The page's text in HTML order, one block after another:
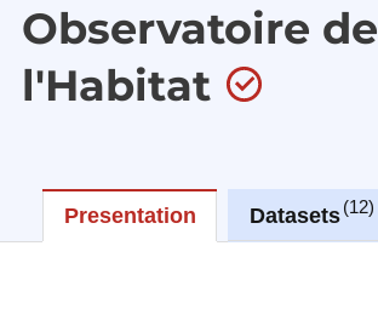
Observatoire de
l'Habitat
Presentation Datasets 12